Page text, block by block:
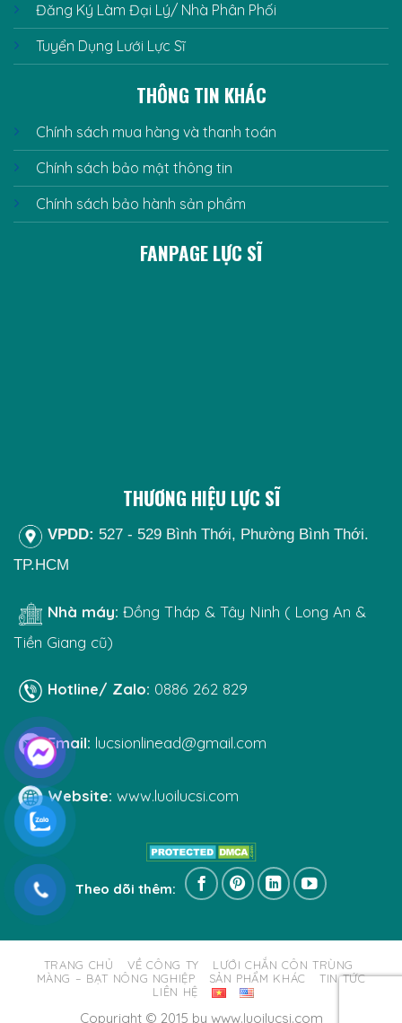
Đăng Ký Làm Đại Lý/ Nhà Phân Phối
Tuyển Dụng Lưới Lực Sĩ
THÔNG TIN KHÁC
Chính sách mua hàng và thanh toán
Chính sách bảo mật thông tin
Chính sách bảo hành sản phẩm
FANPAGE LỰC SĨ
THƯƠNG HIỆU LỰC SĨ
VPDD: 527 - 529 Bình Thới, Phường Bình Thới.
TP.HCM
Nhà máy: Đồng Tháp & Tây Ninh ( Long An &
Tiền Giang cũ)
Hotline/ Zalo: 0886 262 829
Email: lucsionlinead@gmail.com
Website: www.luoilucsi.com
Theo dõi thêm:
TRANG CHỦ VỀ CÔNG TY
LƯỚI CHẮN CÔN TRÙNG
MÀNG – BẠT NÔNG NGHIỆP
SẢN PHẨM KHÁC
TIN TỨC
LIÊN HỆ
Copyright © 2015 by www.luoilucsi.com